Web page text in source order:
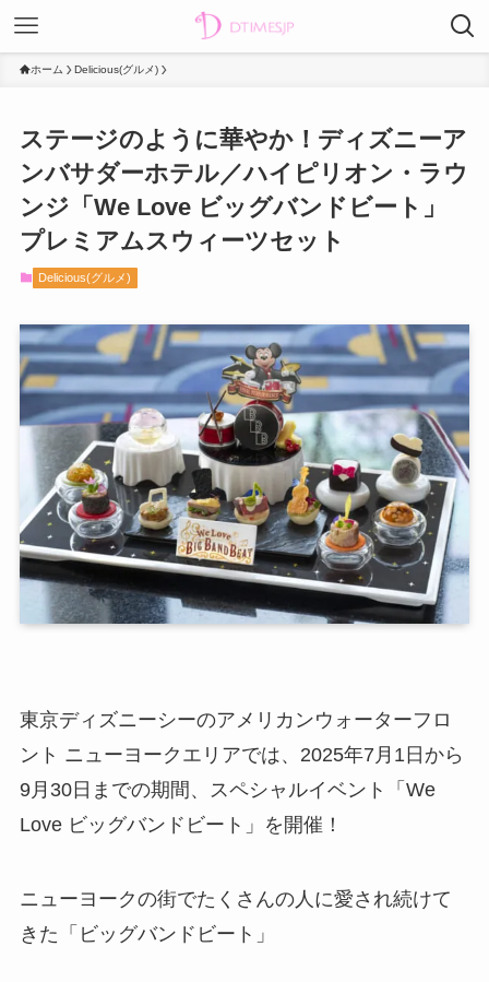
ホーム Delicious(グルメ)
ステージのように華やか！ディズニーア
ンバサダーホテル／ハイピリオン・ラウ
ンジ「We Love ビッグバンドビート」
プレミアムスウィーツセット
Delicious(グルメ)
東京ディズニーシーのアメリカンウォーターフロ
ント ニューヨークエリアでは、2025年7月1日から
9月30日までの期間、スペシャルイベント「We
Love ビッグバンドビート」を開催！
ニューヨークの街でたくさんの人に愛され続けて
きた「ビッグバンドビート」